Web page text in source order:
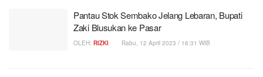
Pantau Stok Sembako Jelang Lebaran, Bupati
Zaki Blusukan ke Pasar
OLEH: RIZKI Rabu, 12 April 2023 / 16:31 WIB